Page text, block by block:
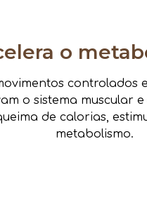
o
controlados
o sistema muscular
de calorias,
metabolismo.